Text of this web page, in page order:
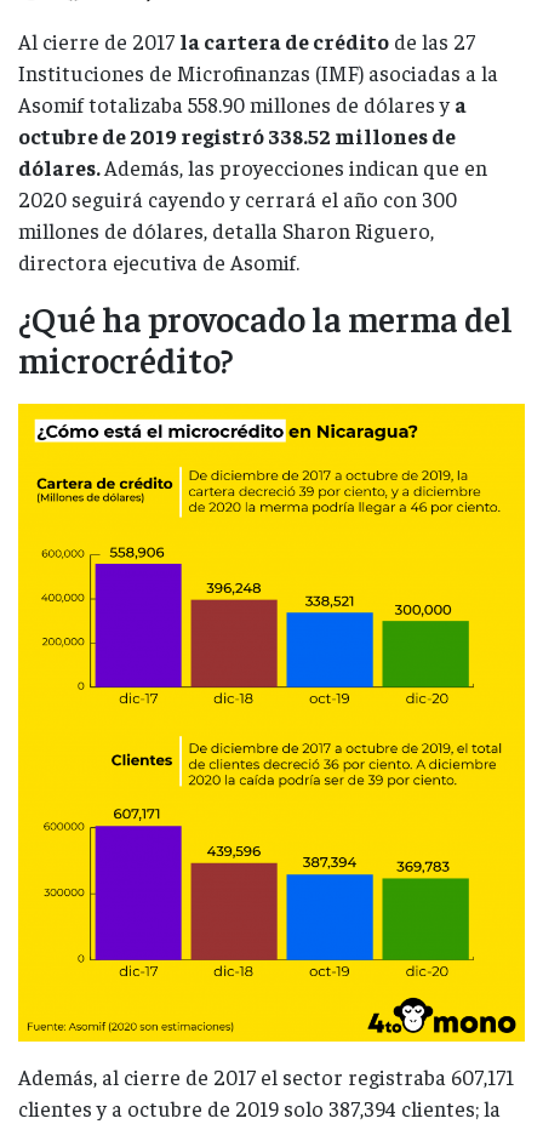
Al cierre de 2017 la cartera de crédito de las 27
Instituciones de Microfinanzas (IMF) asociadas a la
Asomif totalizaba 558.90 millones de dólares ya
octubre de 2019 registró 338.52 millones de
dólares.Además, las proyecciones indican que en
2020 seguirá cayendo y cerrará el año con 300
millones de dólares, detalla Sharon Riguero,
directora ejecutiva de Asomif.
¿Qué ha provocado la merma del
microcrédito?
Además, al cierre de 2017 el sector registraba 607,171
clientes y a octubre de 2019 solo 387,394 clientes; la